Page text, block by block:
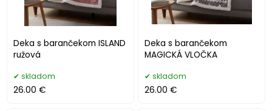
Deka s barančekom ISLAND
ružová
skladom
26.00 €
Deka s barančekom
MAGICKÁ VLOČKA
skladom
26.00 €